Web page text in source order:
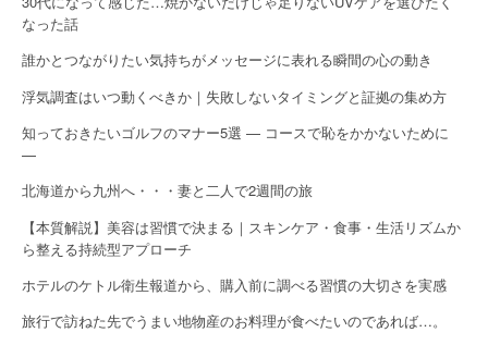
なった話
誰かとつながりたい気持ちがメッセージに表れる瞬間の心の動き
浮気調査はいつ動くべきか｜失敗しないタイミングと証拠の集め方
知っておきたいゴルフのマナー5選 — コースで恥をかかないために
—
北海道から九州へ・・・妻と二人で2週間の旅
【本質解説】美容は習慣で決まる｜スキンケア・食事・生活リズムか
ら整える持続型アプローチ
ホテルのケトル衛生報道から、購入前に調べる習慣の大切さを実感
旅行で訪ねた先でうまい地物産のお料理が食べたいのであれば…。